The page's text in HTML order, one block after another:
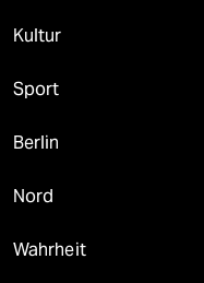
Kultur
Sport
Berlin
Nord
Wahrheit